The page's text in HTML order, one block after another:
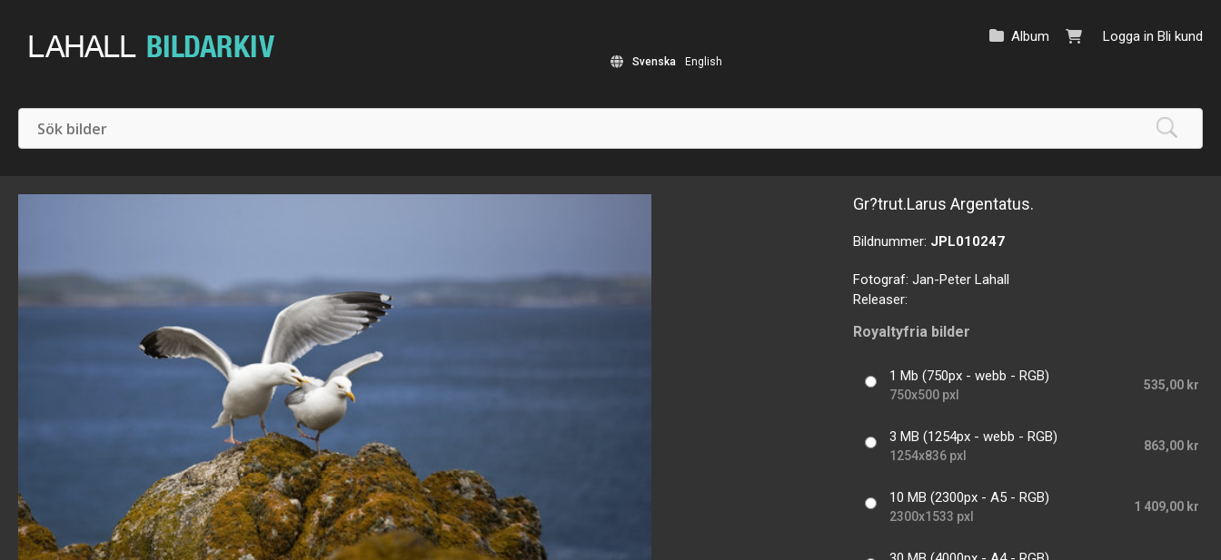
Logga in Bli kund
Album
Svenska English
Gr?trut.Larus Argentatus.
Bildnummer: JPL010247
Fotograf:Jan-Peter Lahall
Releaser:
Royaltyfria bilder
1 Mb (750px - webb - RGB)
750x500 pxl
535,00 kr
3 MB (1254px - webb - RGB)
1254x836 pxl
863,00 kr
10 MB (2300px - A5 - RGB)
2300x1533 pxl
1 409,00 kr